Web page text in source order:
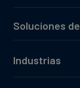
Soluciones
Industrias